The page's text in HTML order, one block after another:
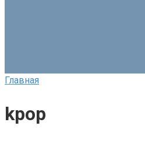
Главная
kpop